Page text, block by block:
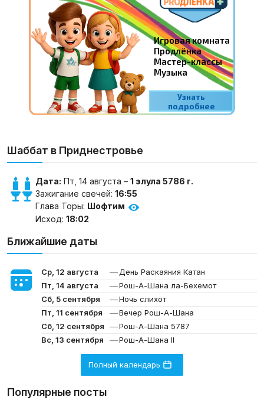
Шаббат в Приднестровье
Дата: Пт, 14 августа – 1 элула 5786 г.
Зажигание свечей: 16:55
Глава Торы: Шофтим
Исход: 18:02
Ближайшие даты
Ср, 12 августа — День Раскаяния Катан
Пт, 14 августа
—Рош-А-Шана ла-Бехемот
Сб, 5 сентября
—Ночь слихот
Пт, 11 сентября
—Вечер Рош-А-Шана
Сб, 12 сентября
—Рош-А-Шана 5787
Вс, 13 сентября
—Рош-А-Шана II
Полный календарь
Популярные посты